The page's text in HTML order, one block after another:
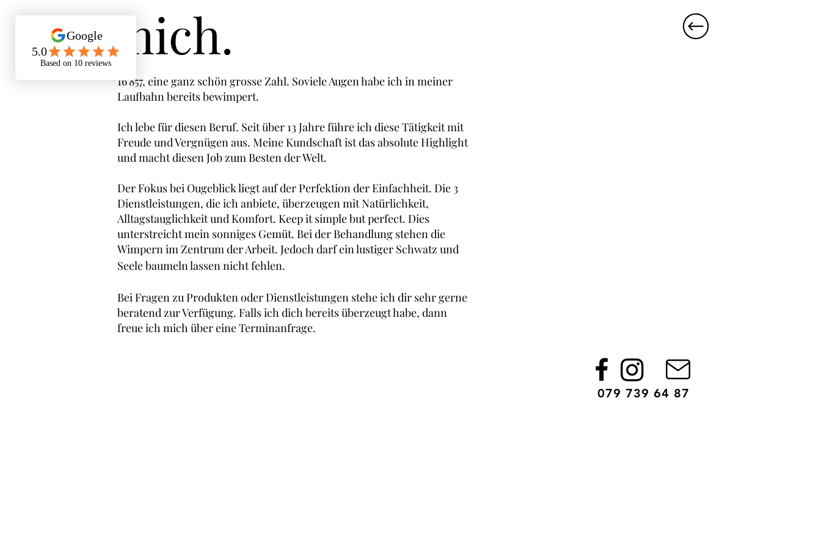
mich.
16'857, eine ganz schön grosse Zahl. Soviele Augen habe ich in meiner
Laufbahn bereits bewimpert.
Ich lebe für diesen Beruf. Seit über 13 Jahre führe ich diese Tätigkeit mit
Freude und Vergnügen aus. Meine Kundschaft ist das absolute Highlight
und macht diesen Job zum Besten der Welt.
Der Fokus bei Ougeblick liegt auf der Perfektion der Einfachheit. Die 3
Dienstleistungen, die ich anbiete, überzeugen mit Natürlichkeit,
Alltagstauglichkeit und Komfort. Keep it simple but perfect. Dies
unterstreicht mein sonniges Gemüt. Bei der Behandlung stehen die
Wimpern im Zentrum der Arbeit. Jedoch darf ein lustiger Schwatz und
Seele baumeln lassen nicht fehlen.
Bei Fragen zu Produkten oder Dienstleistungen stehe ich dir sehr gerne
beratend zur Verfügung. Falls ich dich bereits überzeugt habe, dann
freue ich mich über eine Terminanfrage.
079 739 64 87